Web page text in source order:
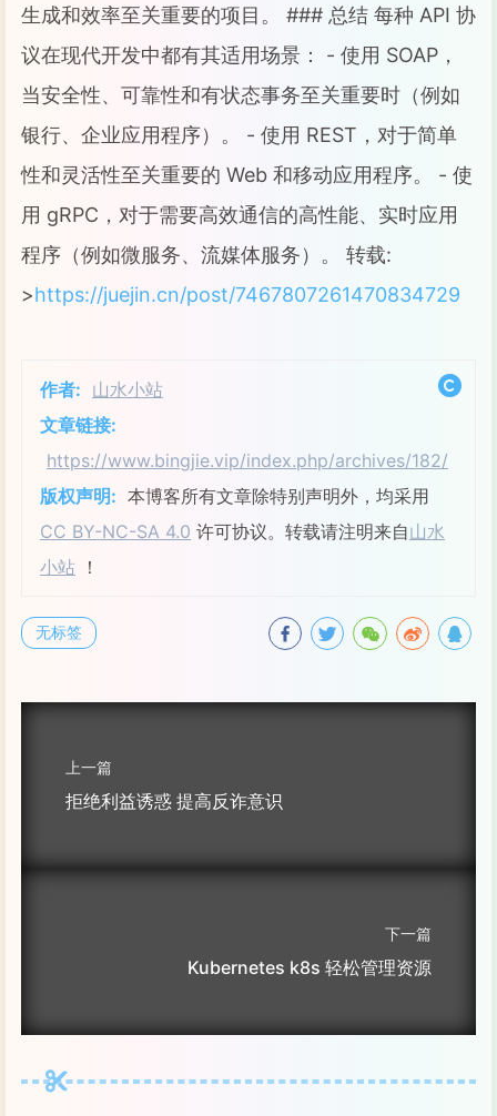
生成和效率至关重要的项目。 ### 总结 每种 API 协
议在现代开发中都有其适用场景： - 使用 SOAP，
当安全性、可靠性和有状态事务至关重要时（例如
银行、企业应用程序）。 - 使用 REST，对于简单
性和灵活性至关重要的 Web 和移动应用程序。 - 使
用 gRPC，对于需要高效通信的高性能、实时应用
程序（例如微服务、流媒体服务）。 转载:
>https://juejin.cn/post/7467807261470834729
作者: 山水小站
文章链接:
https://www.bingjie.vip/index.php/archives/182/
版权声明: 本博客所有文章除特别声明外，均采用
CC BY-NC-SA 4.0 许可协议。转载请注明来自山水
小站 ！
无标签
上一篇
拒绝利益诱惑 提高反诈意识
下一篇
Kubernetes k8s 轻松管理资源